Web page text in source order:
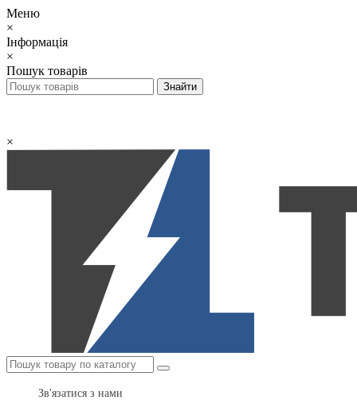
Меню
×
Інформація
×
Пошук товарів
×
Зв'язатися з нами